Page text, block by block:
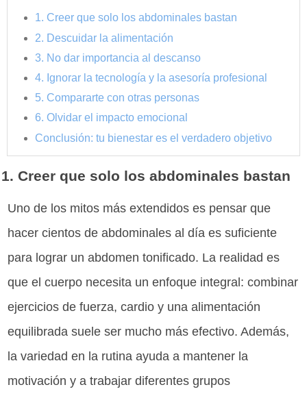
1. Creer que solo los abdominales bastan
2. Descuidar la alimentación
3. No dar importancia al descanso
4. Ignorar la tecnología y la asesoría profesional
5. Compararte con otras personas
6. Olvidar el impacto emocional
Conclusión: tu bienestar es el verdadero objetivo
1. Creer que solo los abdominales bastan
Uno de los mitos más extendidos es pensar que
hacer cientos de abdominales al día es suficiente
para lograr un abdomen tonificado. La realidad es
que el cuerpo necesita un enfoque integral: combinar
ejercicios de fuerza, cardio y una alimentación
equilibrada suele ser mucho más efectivo. Además,
la variedad en la rutina ayuda a mantener la
motivación y a trabajar diferentes grupos